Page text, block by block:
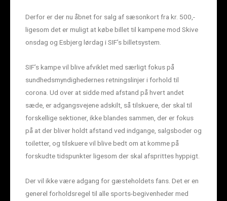
Derfor er der nu åbnet for salg af sæsonkort fra kr. 500,-
ligesom det er muligt at købe billet til kampene mod Skive
onsdag og Esbjerg lørdag i SIF’s billetsystem.
SIF’s kampe vil blive afviklet med særligt fokus på
sundhedsmyndighedernes retningslinjer i forhold til
corona. Ud over at sidde med afstand på hvert andet
sæde, er adgangsvejene adskilt, så tilskuere, der skal til
forskellige sektioner, ikke blandes sammen, der er fokus
på at der bliver holdt afstand ved indgange, salgsboder og
toiletter, og tilskuere vil blive bedt om at komme på
forskudte tidspunkter ligesom der skal afsprittes hyppigt.
Der vil ikke være adgang for gæsteholdets fans. Det er en
generel forholdsregel til alle sports-begivenheder med